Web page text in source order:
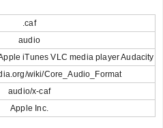
.caf
audio
iTunes VLC media player Audacity
wiki/Core_Audio_Format
audio/x-caf
Apple Inc.